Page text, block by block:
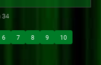
34
6 7 8 9 10